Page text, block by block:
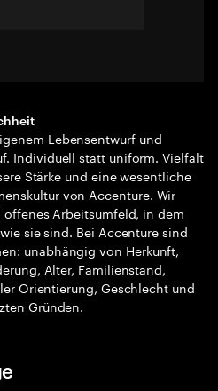
Lebensentwurf und
Individuell statt uniform. Vielfalt
Stärke und eine wesentliche
von Accenture. Wir
Arbeitsumfeld, in dem
sie sind. Bei Accenture sind
unabhängig von Herkunft,
Alter, Familienstand,
Orientierung, Geschlecht und
Gründen.